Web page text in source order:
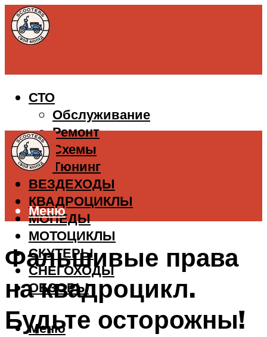
СТО
Обслуживание
Ремонт
Схемы
Тюнинг
ВЕЗДЕХОДЫ
КВАДРОЦИКЛЫ
МОПЕДЫ
МОТОЦИКЛЫ
СКУТЕРЫ
СНЕГОХОДЫ
ОБЗОРЫ
Меню
Меню
Фальшивые права
на квадроцикл.
Будьте осторожны!